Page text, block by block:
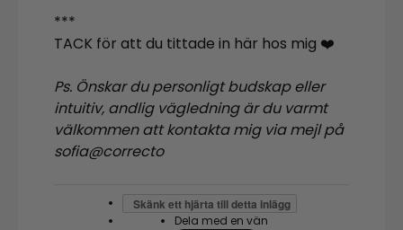
***
TACK för att du tittade in här hos mig ❤️
Ps. Önskar du personligt budskap eller
intuitiv, andlig vägledning är du varmt
välkommen att kontakta mig via mejl på
sofia@correcto
Skänk ett hjärta till detta inlägg
Dela med en vän